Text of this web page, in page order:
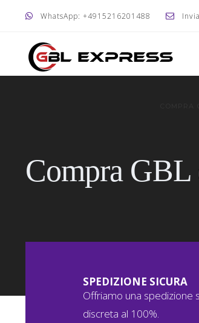
WhatsApp: +4915216201488
Compra GBL
SPEDIZIONE SICURA
Offriamo una spedizione
discreta al 100%.